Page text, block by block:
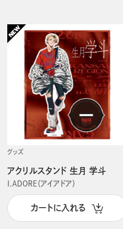
グッズ
アクリルスタンド 生月 学斗
I.ADORE（アイアドア）
カートに入れる